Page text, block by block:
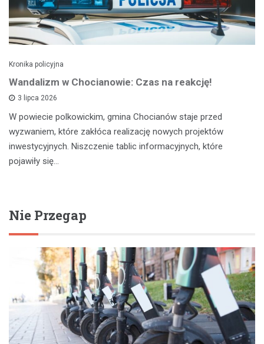
Kronika policyjna
Wandalizm w Chocianowie: Czas na reakcję!
3 lipca 2026
W powiecie polkowickim, gmina Chocianów staje przed
wyzwaniem, które zakłóca realizację nowych projektów
inwestycyjnych. Niszczenie tablic informacyjnych, które
pojawiły się…
Nie Przegap